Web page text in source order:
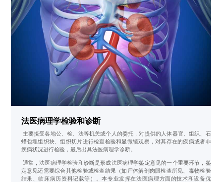
法医病理学检验和诊断
主要接受各地公、检、法等机关或个人的委托，对提供的人体器官、组织、石
蜡包埋组织块、组织切片进行检查检验和显微镜观察，对其存在的疾病或者非
疾病状况进行检验，最后出具法医病理学诊断。
通常，法医病理学检验和诊断是形成法医病理学鉴定意见的一个重要环节，鉴
定意见还需要综合其他检验或检查结果（如尸体解剖肉眼检查所见、毒物检验
结果、临床病历资料记载等）。本专业发挥在法医病理方面的技术和设备优